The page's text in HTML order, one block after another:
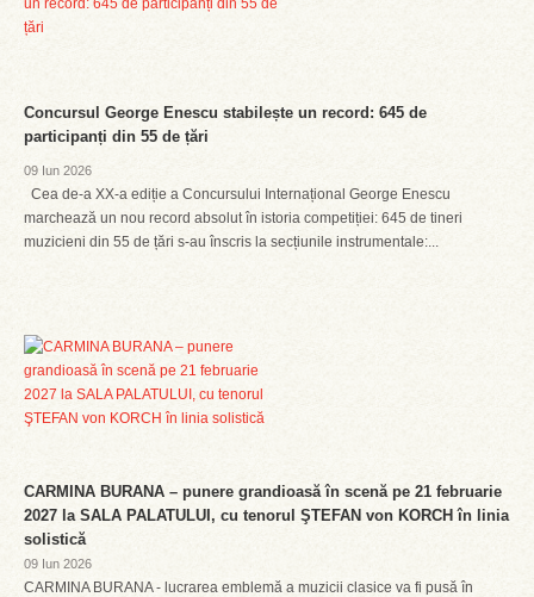
Concursul George Enescu stabilește un record: 645 de
participanți din 55 de țări
09 Iun 2026
Cea de-a XX-a ediție a Concursului Internațional George Enescu
marchează un nou record absolut în istoria competiției: 645 de tineri
muzicieni din 55 de țări s-au înscris la secțiunile instrumentale:...
CARMINA BURANA – punere grandioasă în scenă pe 21 februarie
2027 la SALA PALATULUI, cu tenorul ŞTEFAN von KORCH în linia
solistică
09 Iun 2026
CARMINA BURANA - lucrarea emblemă a muzicii clasice va fi pusă în